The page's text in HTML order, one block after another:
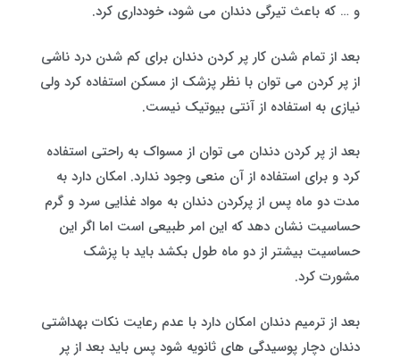
و … که باعث تیرگی دندان می شود، خودداری کرد.
بعد از تمام شدن کار پر کردن دندان برای کم شدن درد ناشی
از پر کردن می توان با نظر پزشک از مسکن استفاده کرد ولی
نیازی به استفاده از آنتی بیوتیک نیست.
بعد از پر کردن دندان می توان از مسواک به راحتی استفاده
کرد و برای استفاده از آن منعی وجود ندارد. امکان دارد به
مدت دو ماه پس از پرکردن دندان به مواد غذایی سرد و گرم
حساسیت نشان دهد که این امر طبیعی است اما اگر این
حساسیت بیشتر از دو ماه طول بکشد باید با پزشک
مشورت کرد.
بعد از ترمیم دندان امکان دارد با عدم رعایت نکات بهداشتی
دندان دچار پوسیدگی های ثانویه شود پس باید بعد از پر